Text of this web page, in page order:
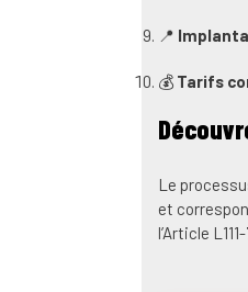
📍
💰 Tarifs
Le
et
l’Article